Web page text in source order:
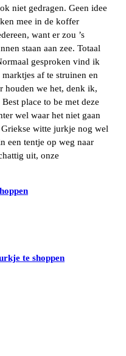
niet gedragen. Geen idee
mee in de koffer
want er zou ’s
staan aan zee. Totaal
gesproken vind ik
af te struinen en
houden we het, denk ik,
place to be met deze
wel waar het niet gaan
witte jurkje nog wel
een tentje op weg naar
uit, onze
te shoppen